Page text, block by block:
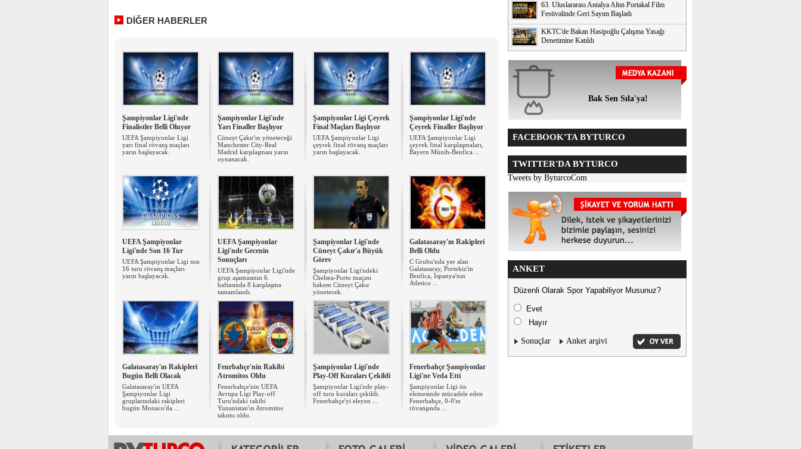
DİĞER HABERLER
Şampiyonlar Ligi'nde
Finalistler Belli Oluyor
UEFA Şampiyonlar Ligi
yarı final rövanş maçları
yarın başlayacak.
Şampiyonlar Ligi'nde
Yarı Finaller Başlıyor
Cüneyt Çakır'ın yöneteceği
Manchester City-Real
Madrid karşılaşması yarın
oynanacak.
Şampiyonlar Ligi Çeyrek
Final Maçları Başlıyor
UEFA Şampiyonlar Ligi
çeyrek final rövanş maçları
yarın başlayacak.
Şampiyonlar Ligi'nde
Çeyrek Finaller Başlıyor
UEFA Şampiyonlar Ligi
çeyrek final karşılaşmaları,
Bayern Münih-Benfica ...
UEFA Şampiyonlar
Ligi'nde Son 16 Tur
UEFA Şampiyonlar Ligi son
16 turu rövanş maçları
yarın başlayacak.
UEFA Şampiyonlar
Ligi'nde Gecenin
Sonuçları
UEFA Şampiyonlar Ligi'nde
grup aşamasının 6.
haftasında 8 karşılaşma
tamamlandı.
Şampiyonlar Ligi'nde
Cüneyt Çakır'a Büyük
Görev
Şampiyonlar Ligi'ndeki
Chelsea-Porto maçını
hakem Cüneyt Çakır
yönetecek.
Galatasaray'ın Rakipleri
Belli Oldu
C Grubu'nda yer alan
Galatasaray, Portekiz'in
Benfica, İspanya'nın
Atletico ...
Galatasaray'ın Rakipleri
Bugün Belli Olacak
Galatasaray'ın UEFA
Şampiyonlar Ligi
gruplarındaki rakipleri
bugün Monaco'da ...
Fenrbahçe'nin Rakibi
Atromitos Oldu
Fenerbahçe'nin UEFA
Avrupa Ligi Play-off
Turu'ndaki rakibi
Yunanistan'ın Atromitos
takımı oldu.
Şampiyonlar Ligi'nde
Play-Off Kuraları Çekildi
Şampiyonlar Ligi'nde play-
off turu kuraları çekildi.
Fenerbahçe'yi eleyen ...
Fenerbahçe Şampiyonlar
Ligi'ne Veda Etti
Şampiyonlar Ligi ön
elemesinde mücadele eden
Fenerbahçe, 0-0'ın
rövanşında ...
63. Uluslararası Antalya Altın Portakal Film
Festivalinde Geri Sayım Başladı
KKTC'de Bakan Hasipoğlu Çalışma Yasağı
Denetimine Katıldı
Bak Sen Sıla'ya!
FACEBOOK'TA BYTURCO
TWITTER'DA BYTURCO
Tweets by ByturcoCom
ANKET
Düzenli Olarak Spor Yapabiliyor Musunuz?
Evet
Hayır
Sonuçlar Anket arşivi